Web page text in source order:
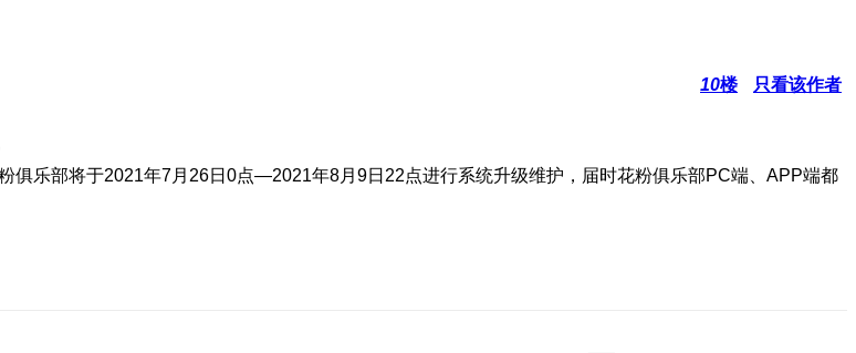
10楼 只看该作者
俱乐部将于2021年7月26日0点—2021年8月9日22点进行系统升级维护，届时花粉俱乐部PC端、APP端都